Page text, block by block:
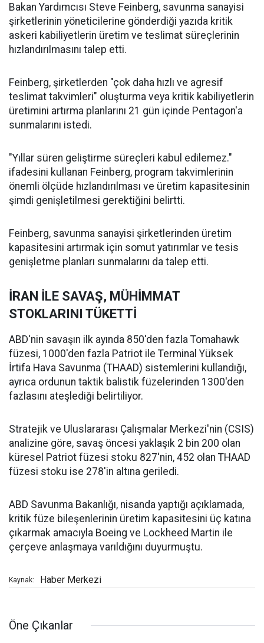
Bakan Yardımcısı Steve Feinberg, savunma sanayisi
şirketlerinin yöneticilerine gönderdiği yazıda kritik
askeri kabiliyetlerin üretim ve teslimat süreçlerinin
hızlandırılmasını talep etti.
Feinberg, şirketlerden "çok daha hızlı ve agresif
teslimat takvimleri" oluşturma veya kritik kabiliyetlerin
üretimini artırma planlarını 21 gün içinde Pentagon'a
sunmalarını istedi.
"Yıllar süren geliştirme süreçleri kabul edilemez."
ifadesini kullanan Feinberg, program takvimlerinin
önemli ölçüde hızlandırılması ve üretim kapasitesinin
şimdi genişletilmesi gerektiğini belirtti.
Feinberg, savunma sanayisi şirketlerinden üretim
kapasitesini artırmak için somut yatırımlar ve tesis
genişletme planları sunmalarını da talep etti.
İRAN İLE SAVAŞ, MÜHİMMAT
STOKLARINI TÜKETTİ
ABD'nin savaşın ilk ayında 850'den fazla Tomahawk
füzesi, 1000'den fazla Patriot ile Terminal Yüksek
İrtifa Hava Savunma (THAAD) sistemlerini kullandığı,
ayrıca ordunun taktik balistik füzelerinden 1300'den
fazlasını ateşlediği belirtiliyor.
Stratejik ve Uluslararası Çalışmalar Merkezi'nin (CSIS)
analizine göre, savaş öncesi yaklaşık 2 bin 200 olan
küresel Patriot füzesi stoku 827'nin, 452 olan THAAD
füzesi stoku ise 278'in altına geriledi.
ABD Savunma Bakanlığı, nisanda yaptığı açıklamada,
kritik füze bileşenlerinin üretim kapasitesini üç katına
çıkarmak amacıyla Boeing ve Lockheed Martin ile
çerçeve anlaşmaya varıldığını duyurmuştu.
Kaynak: Haber Merkezi
Öne Çıkanlar